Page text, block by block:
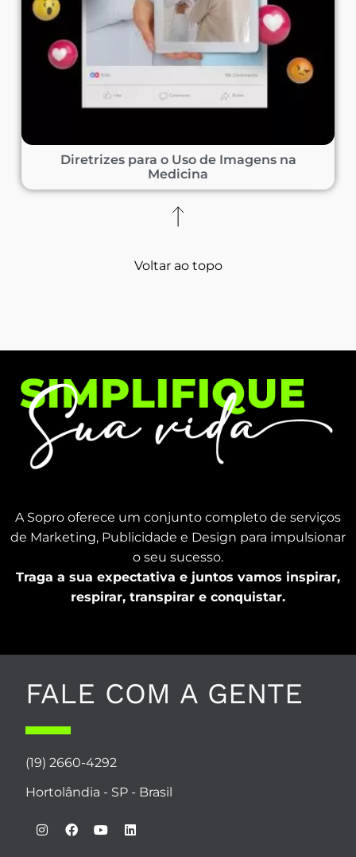
Diretrizes para o Uso de Imagens na
Medicina
Voltar ao topo
A Sopro oferece um conjunto completo de serviços
de Marketing, Publicidade e Design para impulsionar
o seu sucesso.
Traga a sua expectativa e juntos vamos inspirar,
respirar, transpirar e conquistar.
FALE COM A GENTE
(19) 2660-4292
Hortolândia - SP - Brasil